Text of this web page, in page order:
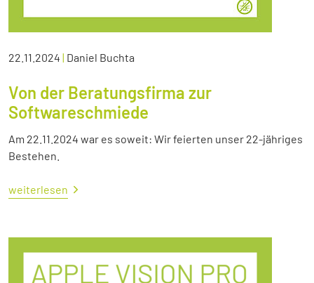
22.11.2024 | Daniel Buchta
Von der Beratungsfirma zur
Softwareschmiede
Am 22.11.2024 war es soweit: Wir feierten unser 22-jähriges
Bestehen.
weiterlesen